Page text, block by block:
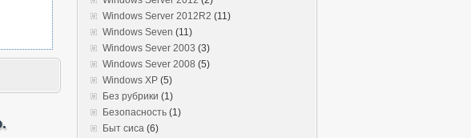
Windows Server 2012R2 (11)
Windows Seven (11)
Windows Sever 2003 (3)
Windows Sever 2008 (5)
Windows XP (5)
Без рубрики (1)
Безопасность (1)
Быт сиса (6)